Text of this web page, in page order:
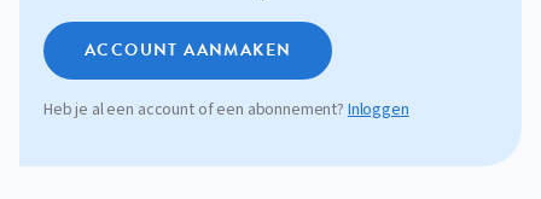
ACCOUNT AANMAKEN
Heb je al een account of een abonnement? Inloggen